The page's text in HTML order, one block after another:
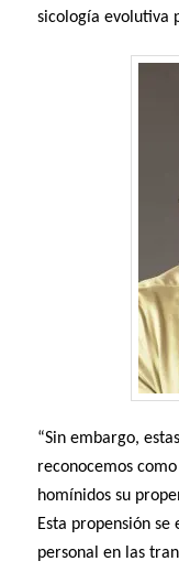
sicología evolutiva
“Sin embargo,
reconocemos
homínidos su
Esta propensión
personal en las